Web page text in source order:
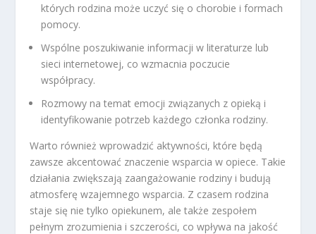
których rodzina może uczyć się o chorobie i formach
pomocy.
Wspólne poszukiwanie informacji w literaturze lub
sieci internetowej, co wzmacnia poczucie
współpracy.
Rozmowy na temat emocji związanych z opieką i
identyfikowanie potrzeb każdego członka rodziny.
Warto również wprowadzić aktywności, które będą
zawsze akcentować znaczenie wsparcia w opiece. Takie
działania zwiększają zaangażowanie rodziny i budują
atmosferę wzajemnego wsparcia. Z czasem rodzina
staje się nie tylko opiekunem, ale także zespołem
pełnym zrozumienia i szczerości, co wpływa na jakość